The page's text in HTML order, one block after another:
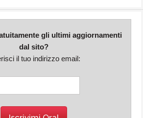
gli ultimi aggiornamenti
dal sito?
il tuo indirizzo email: